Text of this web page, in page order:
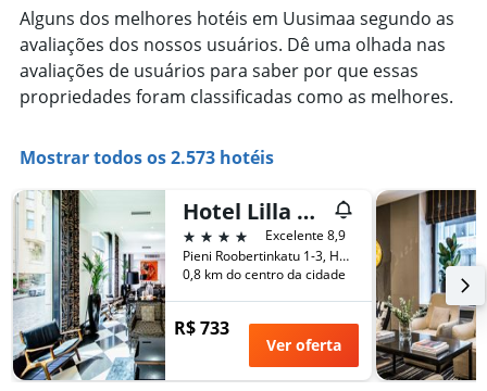
um
quarto
data
de
estadia
O
gráfico
1
eixo
X
exibindo
o
número
de
dias
antes
da
estadia
O
Alguns dos melhores hotéis em Uusimaa segundo as
avaliações dos nossos usuários. Dê uma olhada nas
avaliações de usuários para saber por que essas
propriedades foram classificadas como as melhores.
Mostrar todos os 2.573 hotéis
Hotel Lilla Roberts, an Ascend Collection Hotel Member
4 estrelas
Excelente 8,9
Pieni Roobertinkatu 1-3, Helsinki, Uusimaa, Finlândia
0,8 km do centro da cidade
R$ 733
Ver oferta